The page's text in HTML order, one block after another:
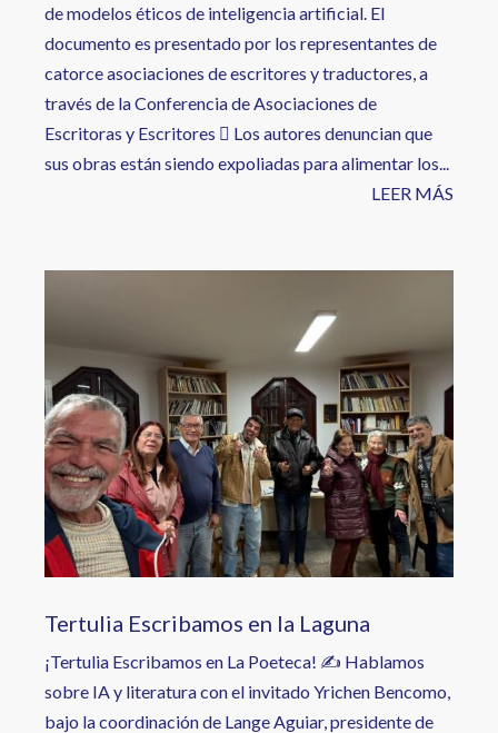
de modelos éticos de inteligencia artificial. El
documento es presentado por los representantes de
catorce asociaciones de escritores y traductores, a
través de la Conferencia de Asociaciones de
Escritoras y Escritores  Los autores denuncian que
sus obras están siendo expoliadas para alimentar los...
LEER MÁS
Tertulia Escribamos en la Laguna
¡Tertulia Escribamos en La Poeteca! ✍️ Hablamos
sobre IA y literatura con el invitado Yrichen Bencomo,
bajo la coordinación de Lange Aguiar, presidente de